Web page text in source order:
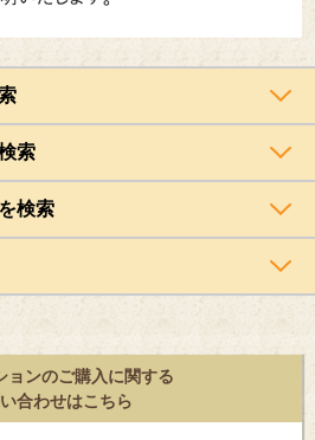
索
検索
ョンのご購入に関する
合わせはこちら